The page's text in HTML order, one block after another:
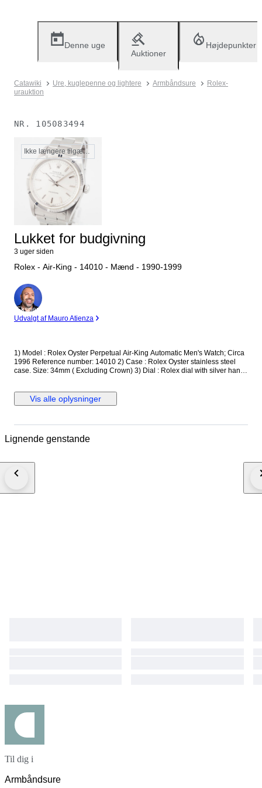
Denne uge
Auktioner
Højdepunkter
Catawiki Ure, kuglepenne og lightere Armbåndsure
Rolex-
urauktion
NR. 105083494
Ikke længere tilgængelig
Lukket for budgivning
3 uger siden
Rolex - Air-King - 14010 - Mænd - 1990-1999
Ekspert
Udvalgt af Mauro Atienza
1) Model : Rolex Oyster Perpetual Air-King Automatic Men's Watch; Circa
1996 Reference number: 14010 2) Case : Rolex Oyster stainless steel
case. Size: 34mm ( Excluding Crown) 3) Dial : Rolex dial with silver hands
Sapphire crystal 7) Bracelet : Rolex stainless steel jubilee bracelet. Fit up
to 6 inch wrist. Watch will be shipped via DHL or Fedex Express. We are
to be paid by buyer is available. If winning bidder decides to cancel /
of seller, if return instructions are not followed
Vis alle oplysninger
Lignende genstande
Til dig i
Armbåndsure